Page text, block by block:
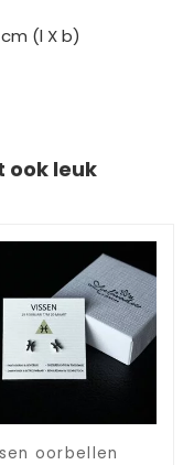
(l X b)
ook leuk
oorbellen